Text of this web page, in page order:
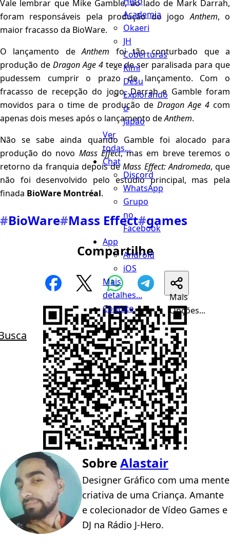
Academia
Okaeri
JH
Coberturas
Kimi
Desu
Explorando
o
Japão
Ver
todas...
Chat
Discord
WhatsApp
Grupo
no
Facebook
App
Android
iOS
Mais
detalhes...
Contato
Vale lembrar que Mike Gamble, ao lado de Mark Darrah,
foram responsáveis pela produção do jogoAnthem, o
maior fracasso da BioWare.
O lançamento deAnthem foi tão conturbado que a
produção de Dragon Age 4teve de ser paralisada para que
pudessem cumprir o prazo de lançamento. Com o
fracasso de recepção do jogo, Darrah e Gamble foram
movidos para o time de produção de Dragon Age 4com
apenas dois meses após o lançamento deAnthem.
Não se sabe ainda quando Gamble foi alocado para
produção do novo Mass Effect, mas em breve teremos o
retorno da franquia depois deMass Effect: Andromeda, que
não foi desenvolvido pelo estúdio principal, mas pela
finada BioWare Montréal.
#BioWare#Mass Effect#games
Compartilhe
Mais
Opções...
SobreAlastair
Designer Gráfico com uma mente
criativa de uma Criança. Amante
e colecionador de Vídeo Games e
DJ na Rádio J-Hero.